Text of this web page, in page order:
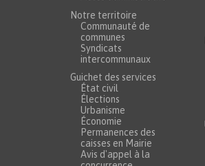
Notre territoire
Communauté de
communes
Syndicats
intercommunaux
Guichet des services
État civil
Élections
Urbanisme
Économie
Permanences des
caisses en Mairie
Avis d'appel à la